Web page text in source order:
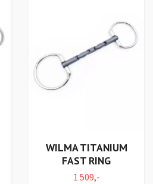
WILMA TITANIUM
FAST RING
1 509,-